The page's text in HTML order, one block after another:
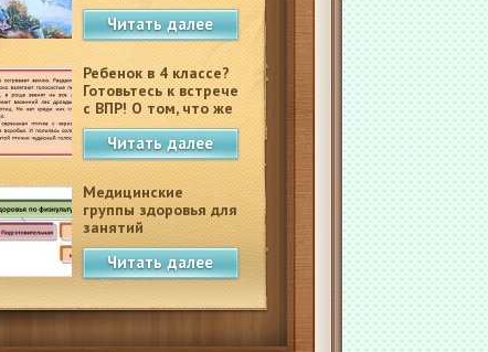
Читать далее
Ребенок в 4 классе?
Готовьтесь к встрече
с ВПР! О том, что же
это такое.
Читать далее
Медицинские
группы здоровья для
занятий
физкультурой в
школеЧитать далее